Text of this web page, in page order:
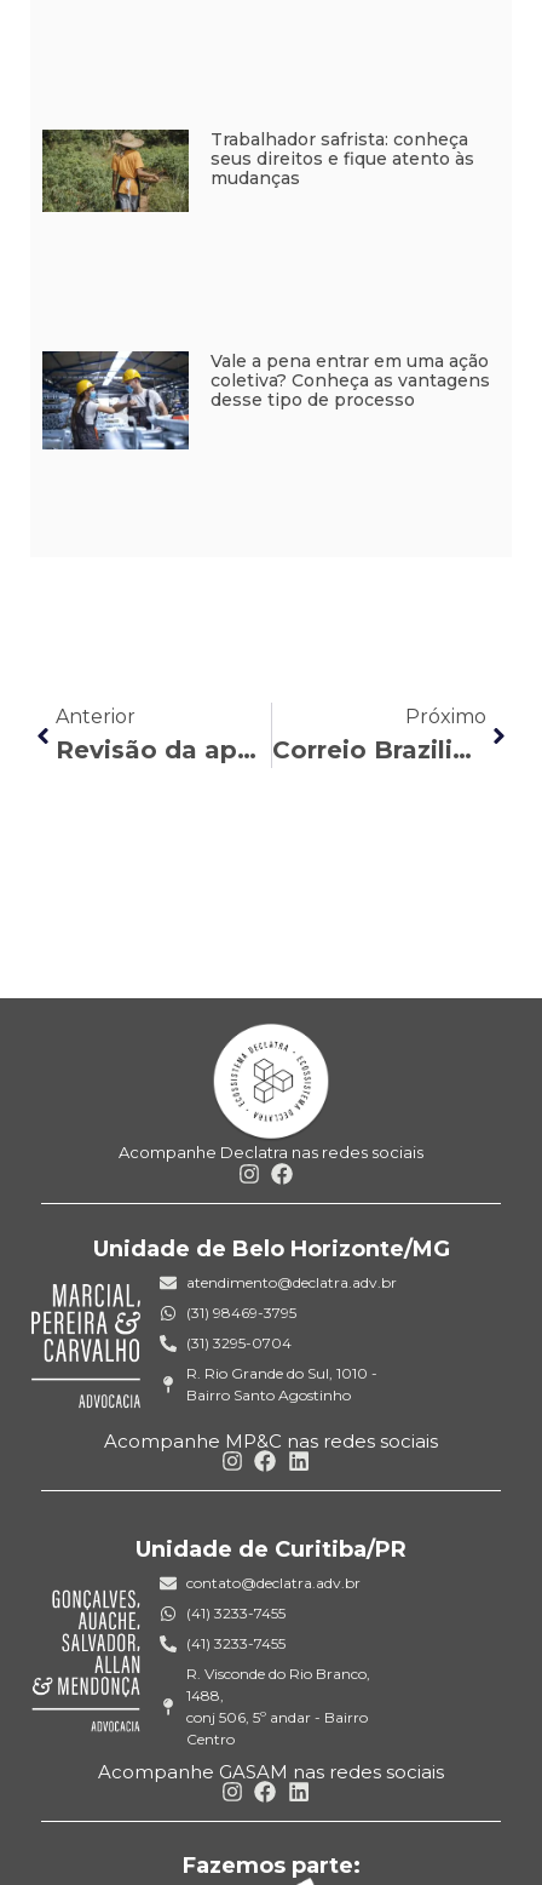
Trabalhador safrista: conheça
seus direitos e fique atento às
mudanças
Vale a pena entrar em uma ação
coletiva? Conheça as vantagens
desse tipo de processo
Anterior
Revisão da aposentadoria do servidor público: entenda as possibilidades
Próximo
Correio Braziliense: Nasser Allan aborda a participação do STF no debate sobre a pejotização
Acompanhe Declatra nas redes sociais
Unidade de Belo Horizonte/MG
atendimento@declatra.adv.br
(31) 98469-3795
(31) 3295-0704
R. Rio Grande do Sul, 1010 -
Bairro Santo Agostinho
Acompanhe MP&C nas redes sociais
Unidade de Curitiba/PR
contato@declatra.adv.br
(41) 3233-7455
(41) 3233-7455
R. Visconde do Rio Branco,
1488,
conj 506, 5º andar - Bairro
Centro
Acompanhe GASAM nas redes sociais
Fazemos parte: